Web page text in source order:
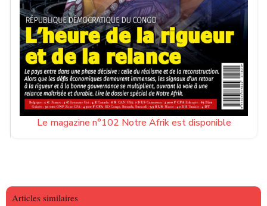
Le magazine n°102 Notre Afrik est disponible
Articles similaires